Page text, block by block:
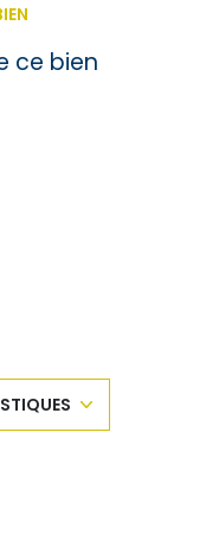
ce bien
(electrique)